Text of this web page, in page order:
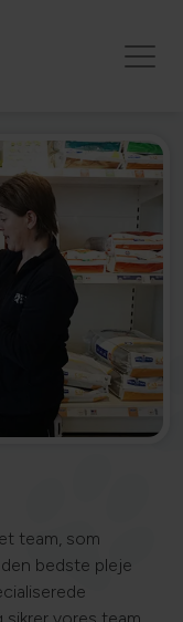
team, som
bedste pleje